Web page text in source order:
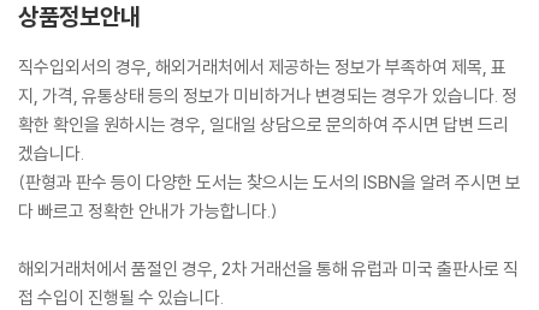
상품정보안내
직수입외서의 경우, 해외거래처에서 제공하는 정보가 부족하여 제목, 표
지, 가격, 유통상태 등의 정보가 미비하거나 변경되는 경우가 있습니다. 정
확한 확인을 원하시는 경우, 일대일 상담으로 문의하여 주시면 답변 드리
겠습니다.
(판형과 판수 등이 다양한 도서는 찾으시는 도서의 ISBN을 알려 주시면 보
다 빠르고 정확한 안내가 가능합니다.)
해외거래처에서 품절인 경우, 2차 거래선을 통해 유럽과 미국 출판사로 직
접 수입이 진행될 수 있습니다.